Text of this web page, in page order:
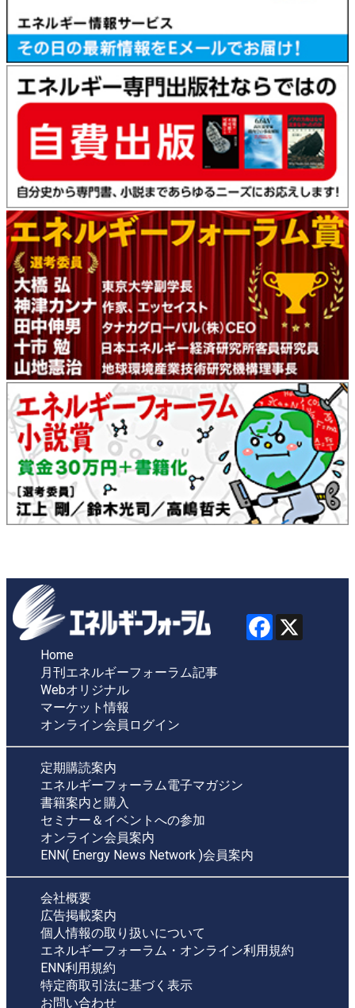
Home
月刊エネルギーフォーラム記事
Webオリジナル
マーケット情報
オンライン会員ログイン
定期購読案内
エネルギーフォーラム電子マガジン
書籍案内と購入
セミナー＆イベントへの参加
オンライン会員案内
ENN( Energy News Network )会員案内
会社概要
広告掲載案内
個人情報の取り扱いについて
エネルギーフォーラム・オンライン利用規約
ENN利用規約
特定商取引法に基づく表示
お問い合わせ